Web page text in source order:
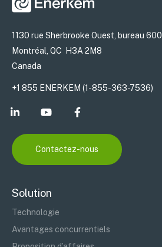
1130 rue Sherbrooke Ouest, bureau 600
Montréal, QC H3A 2M8
Canada
+1 855 ENERKEM (1-855-363-7536)
Contactez-nous
Solution
Technologie
Avantages concurrentiels